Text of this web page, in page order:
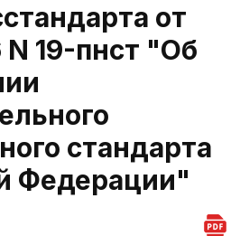
от
19-пнст "Об
стандарта
Федерации"